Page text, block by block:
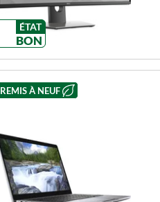
ÉTAT
BON
REMIS À NEUF